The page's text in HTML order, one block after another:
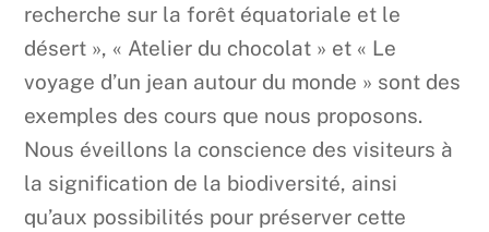
recherche sur la forêt équatoriale et le
désert », « Atelier du chocolat » et « Le
voyage d’un jean autour du monde » sont des
exemples des cours que nous proposons.
Nous éveillons la conscience des visiteurs à
la signification de la biodiversité, ainsi
qu’aux possibilités pour préserver cette